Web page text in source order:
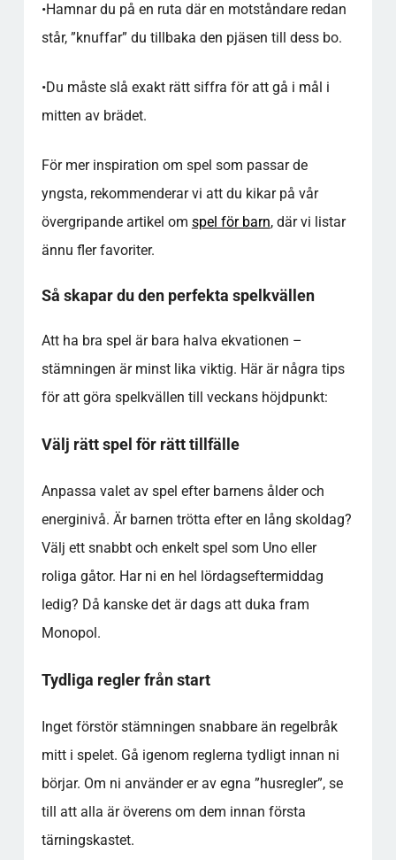
•Hamnar du på en ruta där en motståndare redan
står, ”knuffar” du tillbaka den pjäsen till dess bo.
•Du måste slå exakt rätt siffra för att gå i mål i
mitten av brädet.
För mer inspiration om spel som passar de
yngsta, rekommenderar vi att du kikar på vår
övergripande artikel om spel för barn, där vi listar
ännu fler favoriter.
Så skapar du den perfekta spelkvällen
Att ha bra spel är bara halva ekvationen –
stämningen är minst lika viktig. Här är några tips
för att göra spelkvällen till veckans höjdpunkt:
Välj rätt spel för rätt tillfälle
Anpassa valet av spel efter barnens ålder och
energinivå. Är barnen trötta efter en lång skoldag?
Välj ett snabbt och enkelt spel som Uno eller
roliga gåtor. Har ni en hel lördagseftermiddag
ledig? Då kanske det är dags att duka fram
Monopol.
Tydliga regler från start
Inget förstör stämningen snabbare än regelbråk
mitt i spelet. Gå igenom reglerna tydligt innan ni
börjar. Om ni använder er av egna ”husregler”, se
till att alla är överens om dem innan första
tärningskastet.